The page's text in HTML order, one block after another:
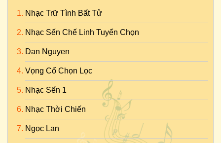
Nhạc Trữ Tình Bất Tử
Nhạc Sến Chế Linh Tuyển Chọn
Dan Nguyen
Vọng Cổ Chọn Lọc
Nhạc Sến 1
Nhạc Thời Chiến
Ngọc Lan